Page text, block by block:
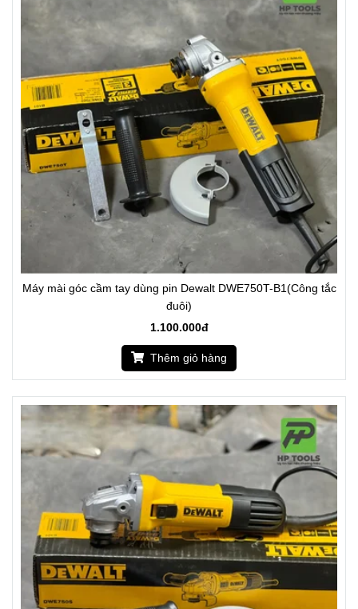
Máy mài góc cầm tay dùng pin Dewalt DWE750T-B1(Công tắc
đuôi)
1.100.000đ
Thêm giỏ hàng